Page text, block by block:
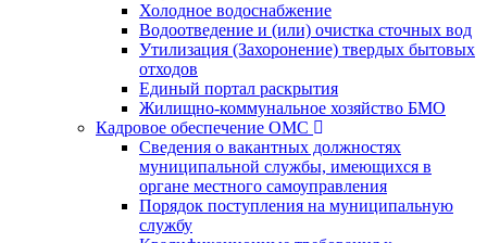
Холодное водоснабжение
Водоотведение и (или) очистка сточных вод
Утилизация (Захоронение) твердых бытовых
отходов
Единый портал раскрытия
Жилищно-коммунальное хозяйство БМО
Кадровое обеспечение ОМС
Сведения о вакантных должностях
муниципальной службы, имеющихся в
органе местного самоуправления
Порядок поступления на муниципальную
службу